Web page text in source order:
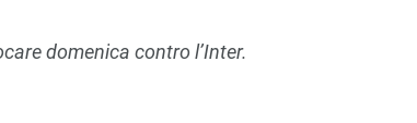
domenica contro l’Inter.